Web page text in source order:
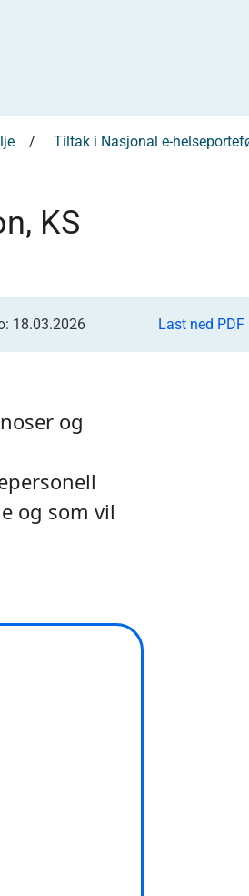
Tiltak i Nasjonal e-
KS
18.03.2026 Last ned PDF
og
og som vil